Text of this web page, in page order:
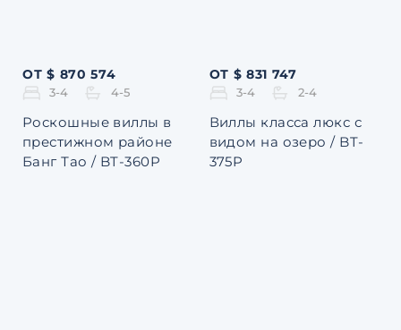
ОТ $ 870 574
3-4 4-5
Роскошные виллы в
престижном районе
Банг Тао / BT-360P
ОТ $ 831 747
3-4 2-4
Виллы класса люкс с
видом на озеро / BT-
375P